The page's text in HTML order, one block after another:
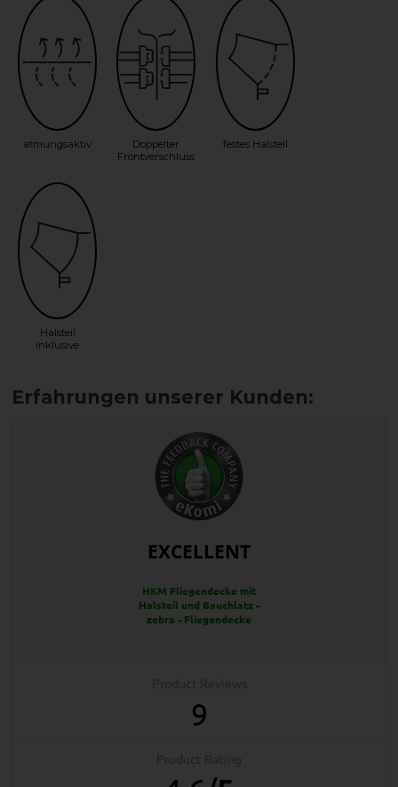
atmungsaktiv
Doppelter
Frontverschluss
festes Halsteil
Halsteil
inklusive
EXCELLENT
HKM Fliegendecke mit
Halsteil und Bauchlatz -
zebra - Fliegendecke
9